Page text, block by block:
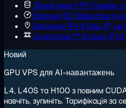
Зберігання VPS Тарифи
Власне ISO Завантажте
Виділена IPv4 Ваш IP, не
Додаткові IP Кілька
Новий
GPU VPS для AI-навантажень
L4, L40S та H100 з повним
навчіть, зупиніть. Тарифікація за